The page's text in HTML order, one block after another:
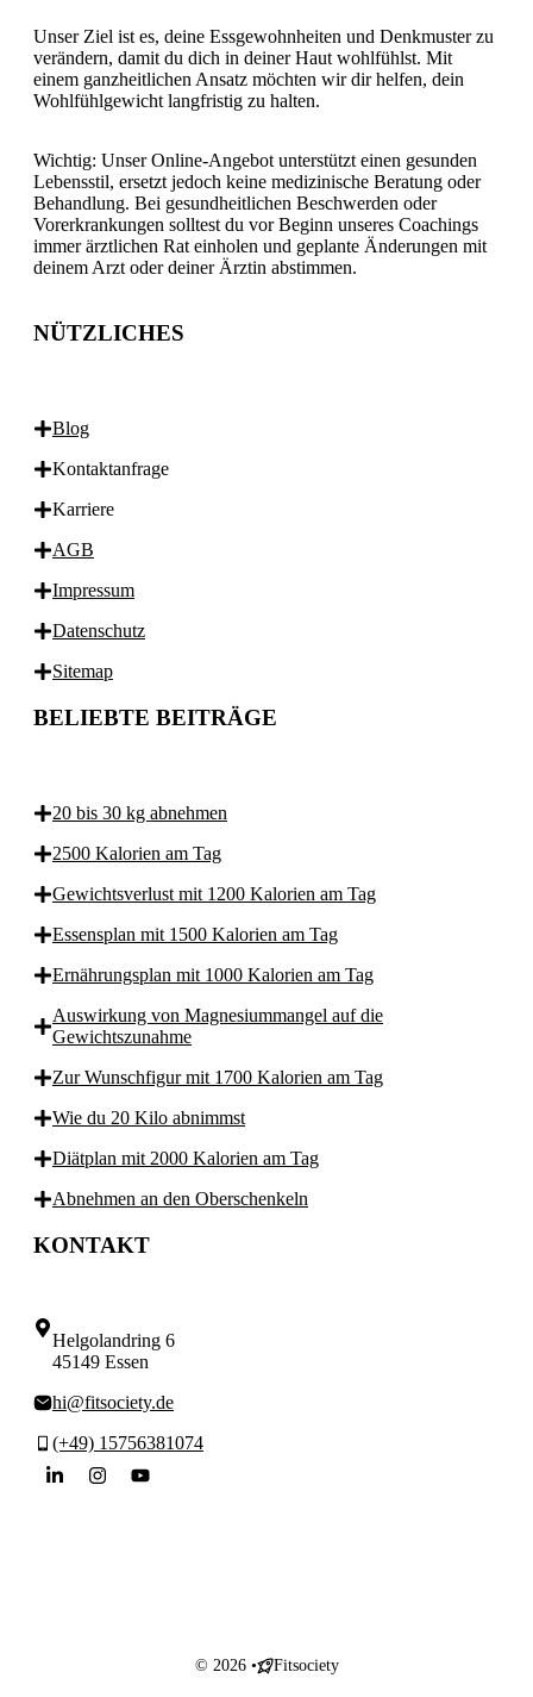
Unser Ziel ist es, deine Essgewohnheiten und Denkmuster zu
verändern, damit du dich in deiner Haut wohlfühlst. Mit
einem ganzheitlichen Ansatz möchten wir dir helfen, dein
Wohlfühlgewicht langfristig zu halten.
Wichtig: Unser Online-Angebot unterstützt einen gesunden
Lebensstil, ersetzt jedoch keine medizinische Beratung oder
Behandlung. Bei gesundheitlichen Beschwerden oder
Vorerkrankungen solltest du vor Beginn unseres Coachings
immer ärztlichen Rat einholen und geplante Änderungen mit
deinem Arzt oder deiner Ärztin abstimmen.
NÜTZLICHES
Blog
Kontaktanfrage
Karriere
AGB
Impressum
Datenschutz
Sitemap
BELIEBTE BEITRÄGE
20 bis 30 kg abnehmen
2500 Kalorien am Tag
Gewichtsverlust mit 1200 Kalorien am Tag
Essensplan mit 1500 Kalorien am Tag
Ernährungsplan mit 1000 Kalorien am Tag
Auswirkung von Magnesiummangel auf die
Gewichtszunahme
Zur Wunschfigur mit 1700 Kalorien am Tag
Wie du 20 Kilo abnimmst
Diätplan mit 2000 Kalorien am Tag
Abnehmen an den Oberschenkeln
KONTAKT
Helgolandring 6
45149 Essen
hi@fitsociety.de
(+49) 15756381074
© 2026 • Fitsociety